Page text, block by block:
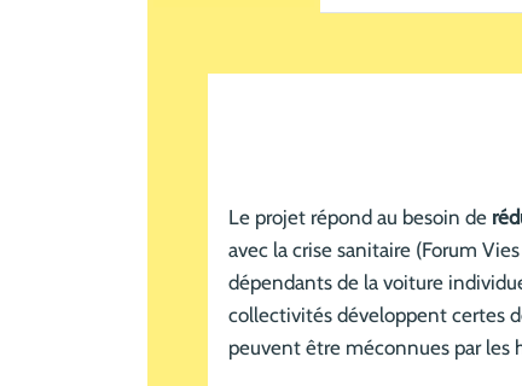
Le projet répond au besoin de
avec la crise sanitaire (Forum
dépendants de la voiture
collectivités développent certes
peuvent être méconnues par les